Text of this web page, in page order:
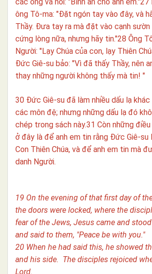
ông Tô-ma: "Đặt ngón tay vào đây, và
Thầy. Đưa tay ra mà đặt vào cạnh
cứng lòng nữa, nhưng hãy tin."28 Ông
Người: "Lạy Chúa của con, lạy Thiên
Đức Giê-su bảo: "Vì đã thấy Thầy, nên
thay những người không thấy mà tin! "
30 Đức Giê-su đã làm nhiều dấu lạ
các môn đệ; nhưng những dấu lạ đó
chép trong sách này.31 Còn những
ở đây là để anh em tin rằng Đức Giê-su
Con Thiên Chúa, và để anh em tin mà
danh Người.
19 On the evening of that first day of
the doors were locked, where the
fear of the Jews, Jesus came and
and said to them, "Peace be with you."
20 When he had said this, he showed
and his side. The disciples rejoiced
Lord.